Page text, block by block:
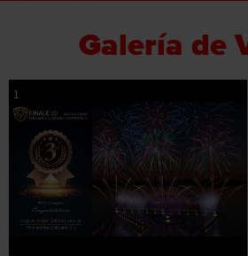
Galería de
1